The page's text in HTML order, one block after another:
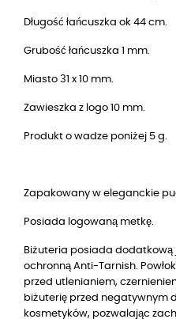
Długość łańcuszka ok 44 cm.
Grubość łańcuszka 1 mm.
Miasto 31 x 10 mm.
Zawieszka z logo 10 mm.
Produkt o wadze poniżej 5 g.
Zapakowany w eleganckie
Posiada logowaną metkę.
Biżuteria posiada
ochronną Anti-Tarnish.
przed utlenianiem,
biżuterię przed negatywnym
kosmetyków, pozwalając